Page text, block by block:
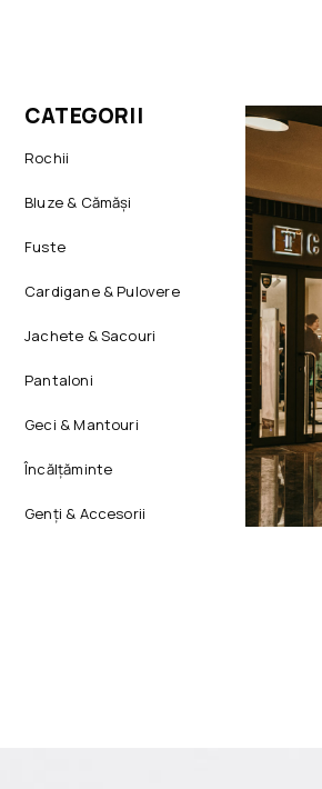
CATEGORII
Rochii
Bluze & Cămăși
Fuste
Cardigane & Pulovere
Jachete & Sacouri
Pantaloni
Geci & Mantouri
Încălțăminte
Genți & Accesorii